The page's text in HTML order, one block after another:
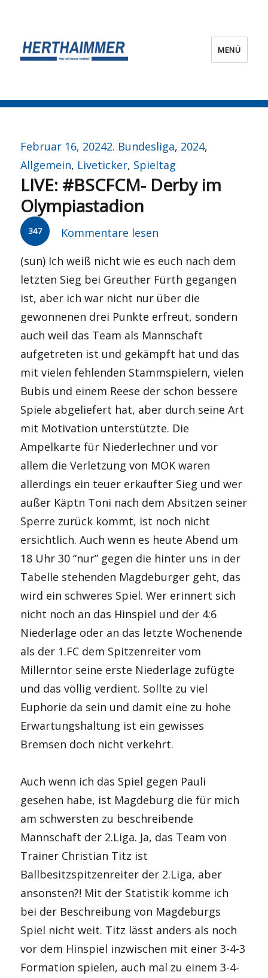
MENÜ
Veröffentlicht
am
Februar 16, 2024Kategorien
2. Bundesliga, 2024,
Allgemein, Liveticker, Spieltag
LIVE: #BSCFCM- Derby im
Olympiastadion
347
Kommentare lesen
(sun) Ich weiß nicht wie es euch nach dem
letzten Sieg bei Greuther Fürth gegangen
ist, aber ich war nicht nur über die
gewonnenen drei Punkte erfreut, sondern
auch weil das Team als Mannschaft
aufgetreten ist und gekämpft hat und das
mit vielen fehlenden Stammspielern, vielen
Bubis und einem Reese der schon bessere
Spiele abgeliefert hat, aber durch seine Art
mit Motivation unterstützte. Die
Ampelkarte für Niederlechner und vor
allem die Verletzung von MOK waren
allerdings ein teuer erkaufter Sieg und wer
außer Käptn Toni nach dem Absitzen seiner
Sperre zurück kommt, ist noch nicht
ersichtlich. Auch wenn es heute Abend um
18 Uhr 30 “nur” gegen die hinter uns in der
Tabelle stehenden Magdeburger geht, das
wird ein schweres Spiel. Wer erinnert sich
nicht noch an das Hinspiel und der 4:6
Niederlage oder an das letzte Wochenende
als der 1.FC dem Spitzenreiter vom
Millerntor seine erste Niederlage zufügte
und das völlig verdient. Sollte zu viel
Euphorie da sein und damit eine zu hohe
Erwartungshaltung ist ein gewisses
Bremsen doch nicht verkehrt.
Auch wenn ich das Spiel gegen Pauli
gesehen habe, ist Magdeburg die für mich
am schwersten zu beschreibende
Mannschaft der 2.Liga. Ja, das Team von
Trainer Christian Titz ist
Ballbesitzspitzenreiter der 2.Liga, aber
ansonsten?! Mit der Statistik komme ich
bei der Beschreibung von Magdeburgs
Spiel nicht weit. Titz lässt anders als noch
vor dem Hinspiel inzwischen mit einer 3-4-3
Formation spielen, auch mal zu einem 3-4-